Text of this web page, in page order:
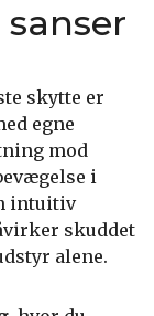
skytte er
egne
mod
i
intuitiv
skuddet
alene.